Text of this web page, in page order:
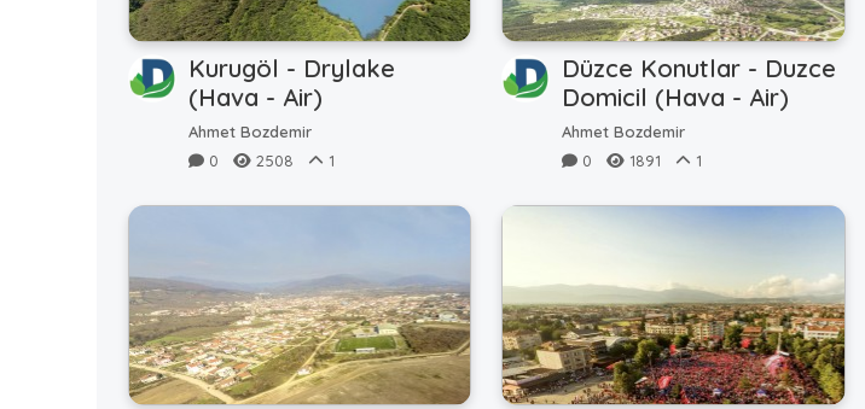
Kurugöl - Drylake
(Hava - Air)
Ahmet Bozdemir
0
2508 1
Düzce Konutlar - Duzce
Domicil (Hava - Air)
Ahmet Bozdemir
0
1891 1